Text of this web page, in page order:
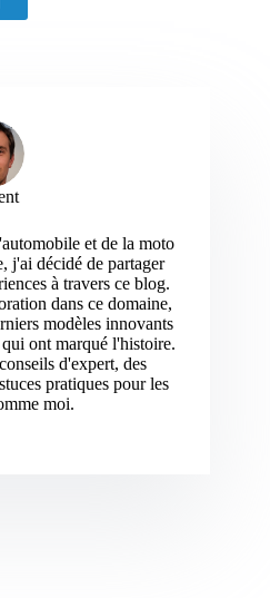
et de la moto
j'ai décidé de partager
à travers ce blog.
dans ce domaine,
modèles innovants
ont marqué l'histoire.
d'expert, des
pratiques pour les
moi.